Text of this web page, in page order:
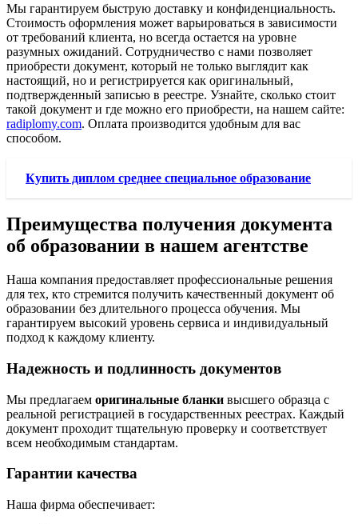
Мы гарантируем быструю доставку и конфиденциальность.
Стоимость оформления может варьироваться в зависимости
от требований клиента, но всегда остается на уровне
разумных ожиданий. Сотрудничество с нами позволяет
приобрести документ, который не только выглядит как
настоящий, но и регистрируется как оригинальный,
подтвержденный записью в реестре. Узнайте, сколько стоит
такой документ и где можно его приобрести, на нашем сайте:
radiplomy.com. Оплата производится удобным для вас
способом.
Купить диплом среднее специальное образование
Преимущества получения документа
об образовании в нашем агентстве
Наша компания предоставляет профессиональные решения
для тех, кто стремится получить качественный документ об
образовании без длительного процесса обучения. Мы
гарантируем высокий уровень сервиса и индивидуальный
подход к каждому клиенту.
Надежность и подлинность документов
Мы предлагаем оригинальные бланки высшего образца с
реальной регистрацией в государственных реестрах. Каждый
документ проходит тщательную проверку и соответствует
всем необходимым стандартам.
Гарантии качества
Наша фирма обеспечивает: